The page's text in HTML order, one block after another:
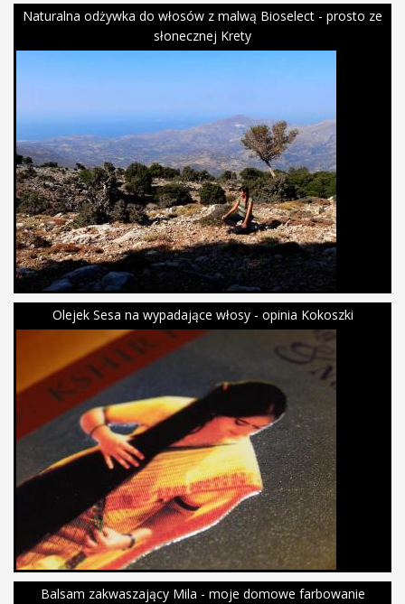
Naturalna odżywka do włosów z malwą Bioselect - prosto ze
słonecznej Krety
Olejek Sesa na wypadające włosy - opinia Kokoszki
Balsam zakwaszający Mila - moje domowe farbowanie